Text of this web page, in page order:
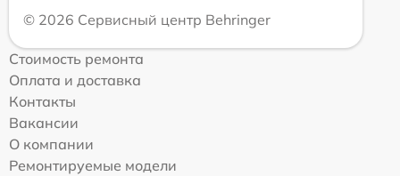
© 2026 Сервисный центр Behringer
Стоимость ремонта
Оплата и доставка
Контакты
Вакансии
О компании
Ремонтируемые модели